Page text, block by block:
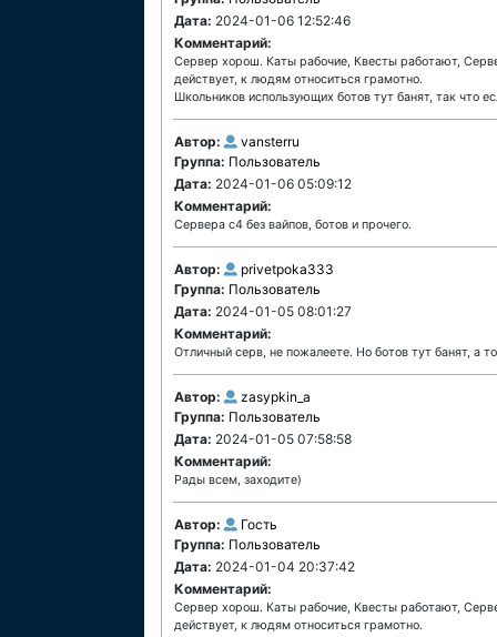
Дата: 2024-01-06 12:52:46
Комментарий:
Сервер хорош. Каты рабочие, Квесты работают,
действует, к людям относиться грамотно.
Школьников использующих ботов тут банят, так что
Автор:
vansterru
Группа: Пользователь
Дата: 2024-01-06 05:09:12
Комментарий:
Сервера c4 без вайпов, ботов и прочего.
Автор:
privetpoka333
Группа: Пользователь
Дата: 2024-01-05 08:01:27
Комментарий:
Отличный серв, не пожалеете. Но ботов тут банят, а
Автор:
zasypkin_a
Группа: Пользователь
Дата: 2024-01-05 07:58:58
Комментарий:
Рады всем, заходите)
Автор:
Гость
Группа: Пользователь
Дата: 2024-01-04 20:37:42
Комментарий:
Сервер хорош. Каты рабочие, Квесты работают,
действует, к людям относиться грамотно.